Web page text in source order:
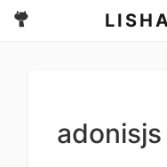
adonisjs